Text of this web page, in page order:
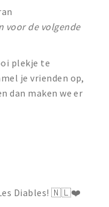
voor de volgende
plekje te
je vrienden op,
dan maken we er
Les Diables! 🇳🇱❤️